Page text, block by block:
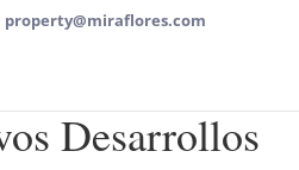
property@miraflores.com
Desarrollos